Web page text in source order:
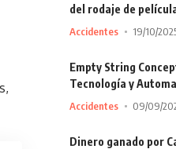
del rodaje de
Accidentes 19/10/
Empty String
Tecnología y
Accidentes 09/09/
Dinero ganado por